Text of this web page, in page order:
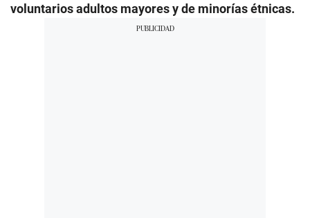
voluntarios adultos mayores y de minorías étnicas.